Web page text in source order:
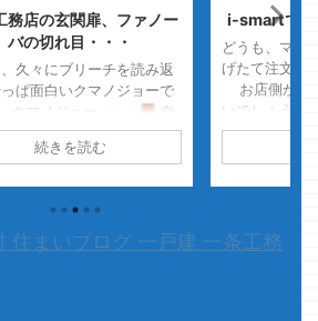
務店の玄関扉、ファノー
バの切れ目・・・
久々にブリーチを読み返
っぱ面白いクマノジョーで
マノジョー・・・
自
いと思ったものは何度も
ブリーチも同じく
ゴアァっ！！ 「喋れ
」 「綾小路 きみまろ
続きを読む
i-smartで今
どうも、マッ
げたて注文の
お店側から
いでしょうが
ちゃいます
ぇだろっ！！